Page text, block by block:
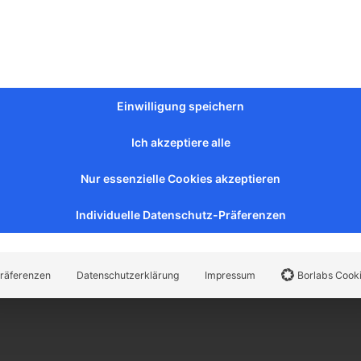
Einwilligung speichern
Ich akzeptiere alle
Nur essenzielle Cookies akzeptieren
Individuelle Datenschutz-Präferenzen
Datenschutzerklärung Impressum Borlabs